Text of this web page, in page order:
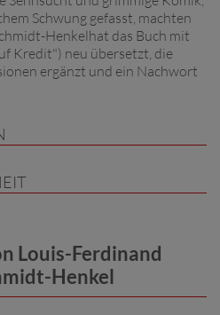
Schwung gefasst, machten
Henkelhat das Buch mit
Kredit") neu übersetzt, die
ergänzt und ein Nachwort
Louis-Ferdinand
Henkel